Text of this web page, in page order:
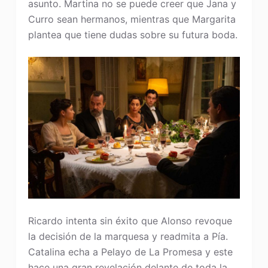
asunto. Martina no se puede creer que Jana y
Curro sean hermanos, mientras que Margarita
plantea que tiene dudas sobre su futura boda.
Ricardo intenta sin éxito que Alonso revoque
la decisión de la marquesa y readmita a Pía.
Catalina echa a Pelayo de La Promesa y este